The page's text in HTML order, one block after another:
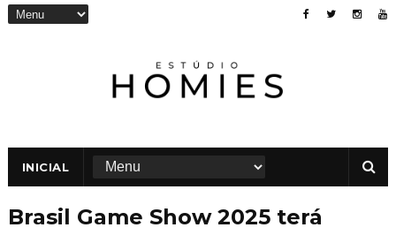
INICIAL
Brasil Game Show 2025 terá